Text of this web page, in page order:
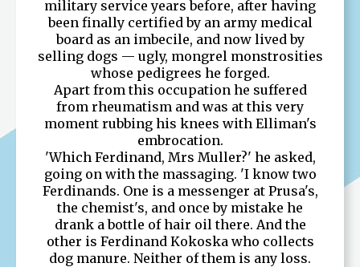
military service years before, after having
been finally certified by an army medical
board as an imbecile, and now lived by
selling dogs — ugly, mongrel monstrosities
whose pedigrees he forged.
Apart from this occupation he suffered
from rheumatism and was at this very
moment rubbing his knees with Elliman's
embrocation.
'Which Ferdinand, Mrs Muller?' he asked,
going on with the massaging. 'I know two
Ferdinands. One is a messenger at Prusa's,
the chemist's, and once by mistake he
drank a bottle of hair oil there. And the
other is Ferdinand Kokoska who collects
dog manure. Neither of them is any loss.